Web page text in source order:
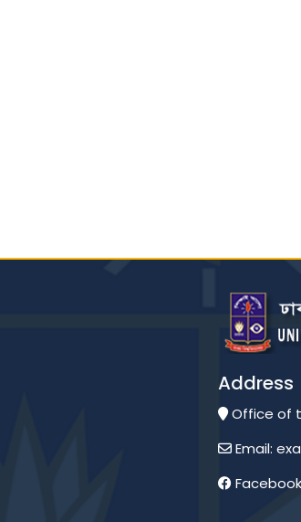
Address
Office of
Email:
Facebook